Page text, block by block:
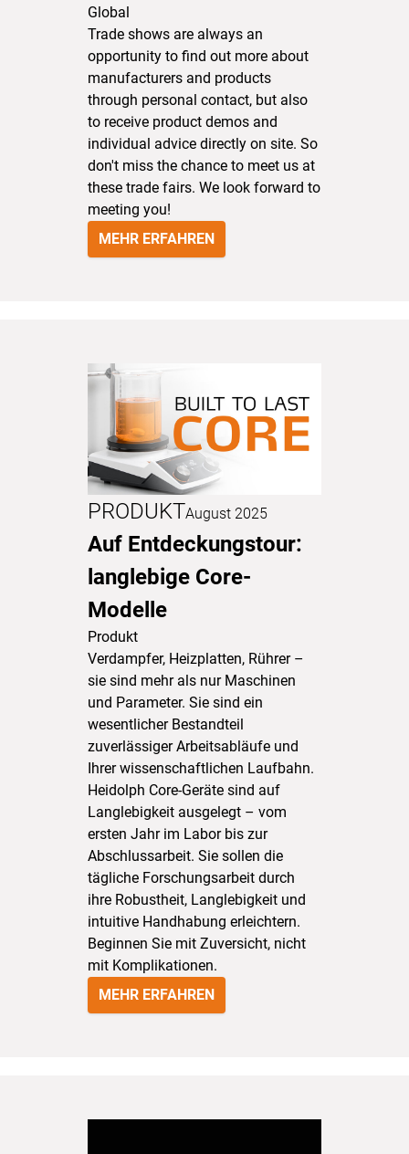
Global
Trade shows are always an
opportunity to find out more about
manufacturers and products
through personal contact, but also
to receive product demos and
individual advice directly on site. So
don't miss the chance to meet us at
these trade fairs. We look forward to
meeting you!
MEHR ERFAHREN
PRODUKTAugust 2025
Auf Entdeckungstour:
langlebige Core-
Modelle
Produkt
Verdampfer, Heizplatten, Rührer –
sie sind mehr als nur Maschinen
und Parameter. Sie sind ein
wesentlicher Bestandteil
zuverlässiger Arbeitsabläufe und
Ihrer wissenschaftlichen Laufbahn.
Heidolph Core-Geräte sind auf
Langlebigkeit ausgelegt – vom
ersten Jahr im Labor bis zur
Abschlussarbeit. Sie sollen die
tägliche Forschungsarbeit durch
ihre Robustheit, Langlebigkeit und
intuitive Handhabung erleichtern.
Beginnen Sie mit Zuversicht, nicht
mit Komplikationen.
MEHR ERFAHREN